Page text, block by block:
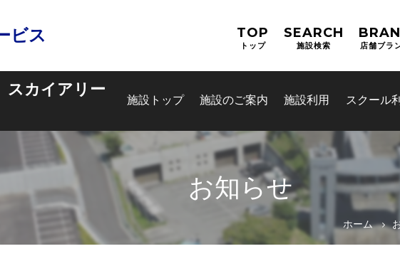
ビス TOP
トップ
SEARCH
施設検索 店舗ブラ
スカイアリー
施設トップ 施設のご案内 施設利用 スクール
お問合せフォーム
箕面市公共施設予約システム
お知らせ
ホーム